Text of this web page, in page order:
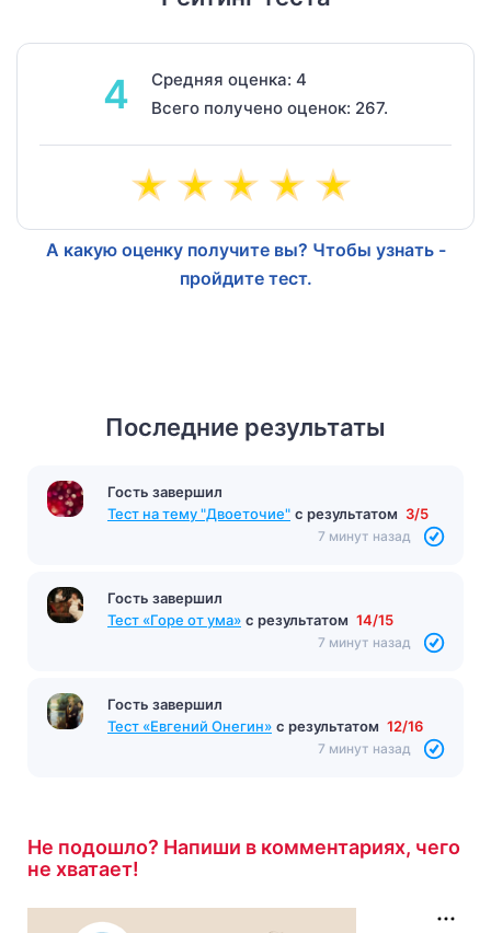
4
Средняя оценка: 4
Всего получено оценок: 267.
А какую оценку получите вы? Чтобы узнать -
пройдите тест.
Последние результаты
Гость завершил
Тест на тему "Двоеточие" с результатом 3/5
7 минут назад
Гость завершил
Тест «Горе от ума» с результатом 14/15
7 минут назад
Гость завершил
Тест «Евгений Онегин» с результатом 12/16
7 минут назад
Не подошло? Напиши в комментариях, чего
не хватает!